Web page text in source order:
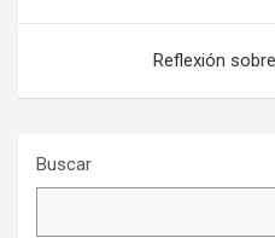
entradas
Reflexión
Buscar